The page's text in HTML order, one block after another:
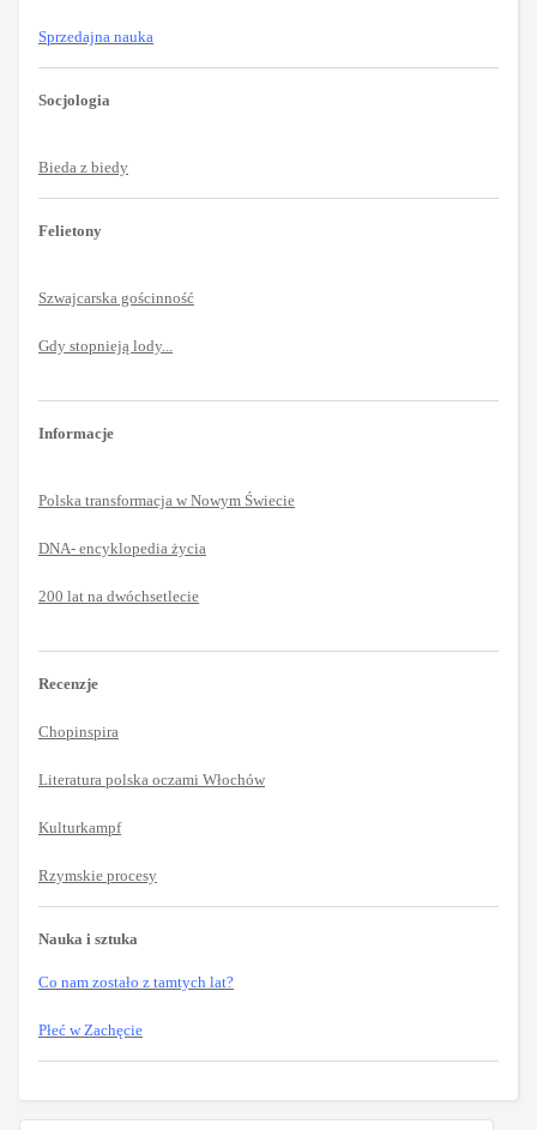
Sprzedajna nauka
Socjologia
Bieda z biedy
Felietony
Szwajcarska gościnność
Gdy stopnieją lody...
Informacje
Polska transformacja w Nowym Świecie
DNA- encyklopedia życia
200 lat na dwóchsetlecie
Recenzje
Chopinspira
Literatura polska oczami Włochów
Kulturkampf
Rzymskie procesy
Nauka i sztuka
Co nam zostało z tamtych lat?
Płeć w Zachęcie